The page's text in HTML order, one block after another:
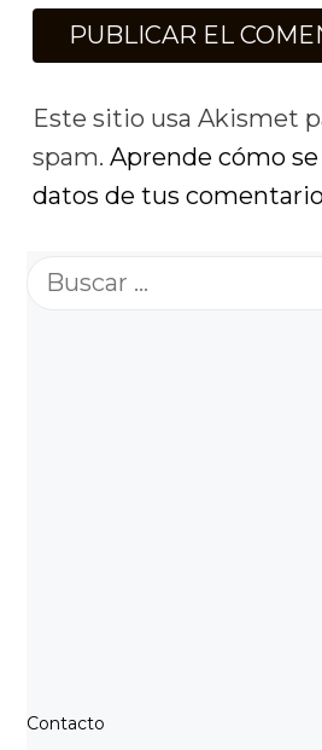
Este sitio usa Akismet
spam. Aprende cómo
datos de tus
Buscar:
Contacto